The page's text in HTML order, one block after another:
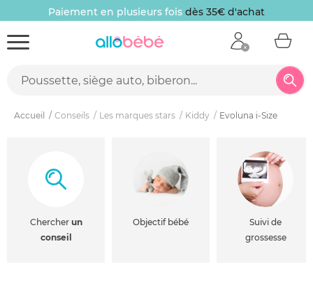
Paiement en plusieurs fois dès 35€ d'achat
Accueil Conseils Les marques stars Kiddy Evoluna i-Size
Chercher un
conseil
Objectif bébé
Suivi de
grossesse